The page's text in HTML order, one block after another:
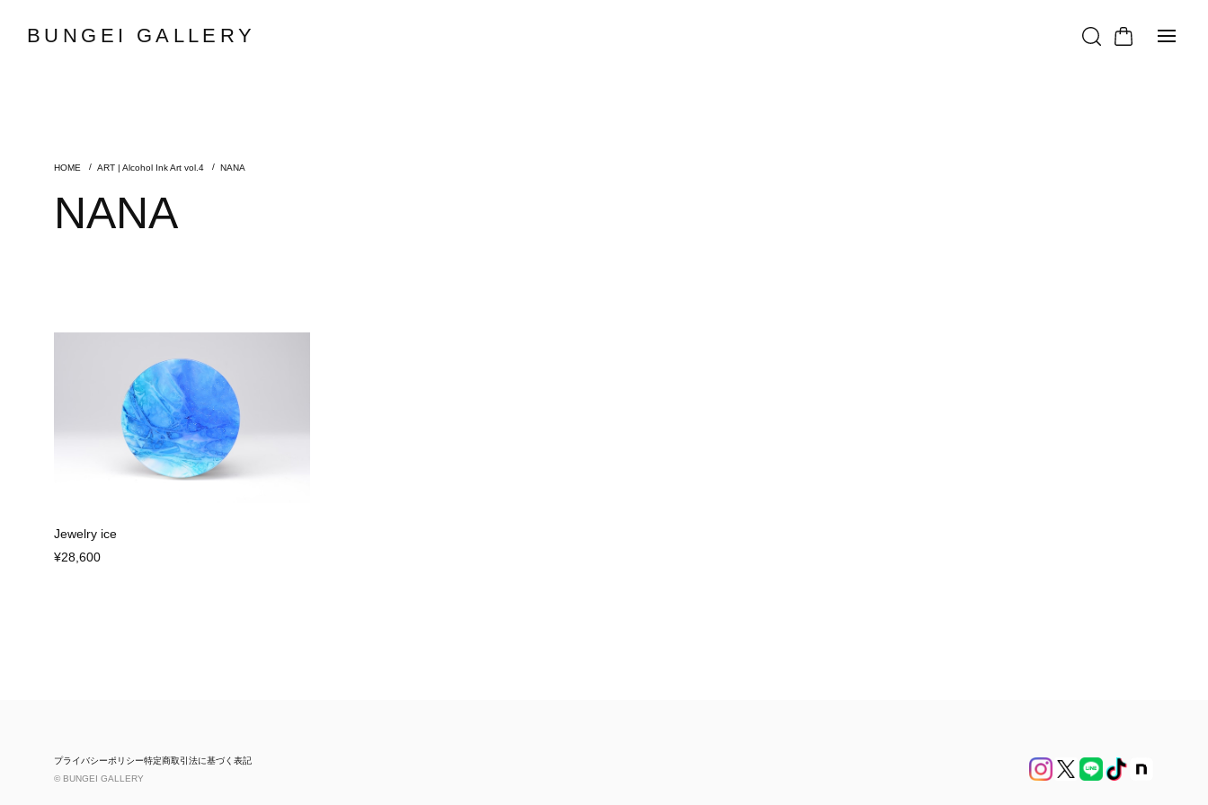
BUNGEI GALLERY
ART | Alcohol Ink Art vol.4 NANA
NANA
Jewelry ice
¥28,600
プライバシーポリシー特定商取引法に基づく表記
© BUNGEI GALLERY